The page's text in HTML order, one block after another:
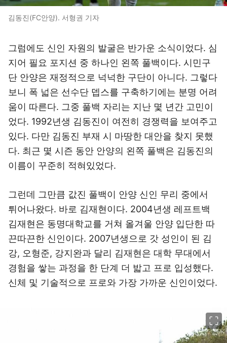
김동진(FC안양). 서형권 기자
그럼에도 신인 자원의 발굴은 반가운 소식이었다. 심
지어 필요 포지션 중 하나인 왼쪽 풀백이다. 시민구
단 안양은 재정적으로 넉넉한 구단이 아니다. 그렇다
보니 폭 넓은 선수단 뎁스를 구축하기에는 분명 어려
움이 따른다. 그중 풀백 자리는 지난 몇 년간 고민이
었다. 1992년생 김동진이 여전히 경쟁력을 보여주고
있다. 다만 김동진 부재 시 마땅한 대안을 찾지 못했
다. 최근 몇 시즌 동안 안양의 왼쪽 풀백은 김동진의
이름이 꾸준히 적혀있었다.
그런데 그만큼 값진 풀백이 안양 신인 무리 중에서
튀어나왔다. 바로 김재현이다. 2004년생 레프트백
김재현은 동명대학교를 거쳐 올겨울 안양 입단한 따
끈따끈한 신인이다. 2007년생으로 갓 성인이 된 김
강, 오형준, 강지완과 달리 김재현은 대학 무대에서
경험을 쌓는 과정을 한 단계 더 밟고 프로 입성했다.
신체 및 기술적으로 프로와 가장 가까운 신인이었다.